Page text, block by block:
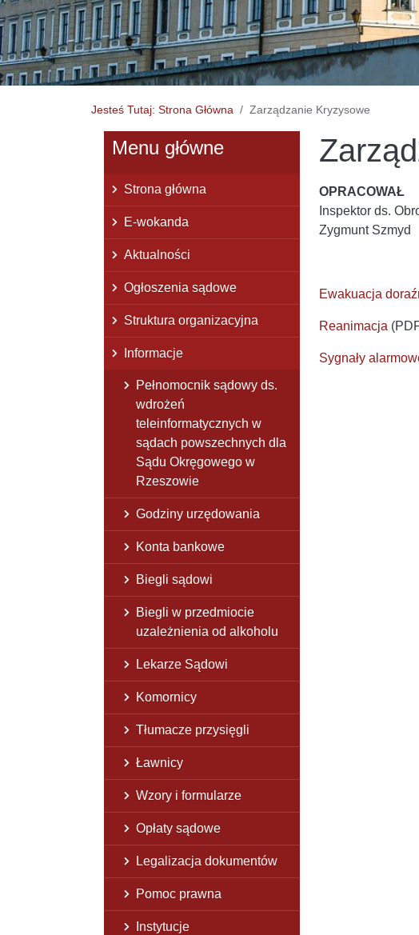
Jesteś Tutaj: Strona Główna Zarządzanie Kryzysowe
OPRACOWAŁ
Inspektor ds.
Zygmunt Szmyd
Ewakuacja
Reanimacja
Sygnały
Menu główne
Strona główna
E-wokanda
Aktualności
Ogłoszenia sądowe
Struktura organizacyjna
Informacje
Pełnomocnik sądowy ds.
wdrożeń
teleinformatycznych w
sądach powszechnych dla
Sądu Okręgowego w
Rzeszowie
Godziny urzędowania
Konta bankowe
Biegli sądowi
Biegli w przedmiocie
uzależnienia od alkoholu
Lekarze Sądowi
Komornicy
Tłumacze przysięgli
Ławnicy
Wzory i formularze
Opłaty sądowe
Legalizacja dokumentów
Pomoc prawna
Instytucje